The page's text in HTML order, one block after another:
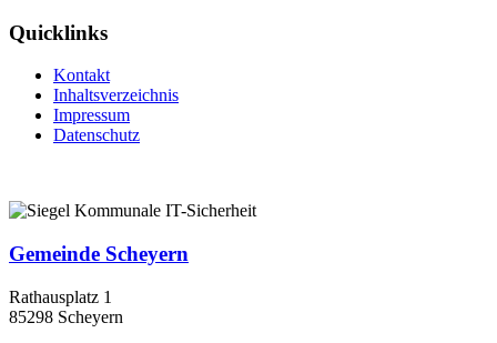
Quicklinks
Kontakt
Inhaltsverzeichnis
Impressum
Datenschutz
Gemeinde Scheyern
Rathausplatz 1
85298 Scheyern